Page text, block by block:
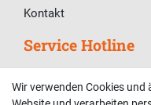
Kontakt
Service Hotline
Telefonische
02381 9878909
Wir verwenden Cookies